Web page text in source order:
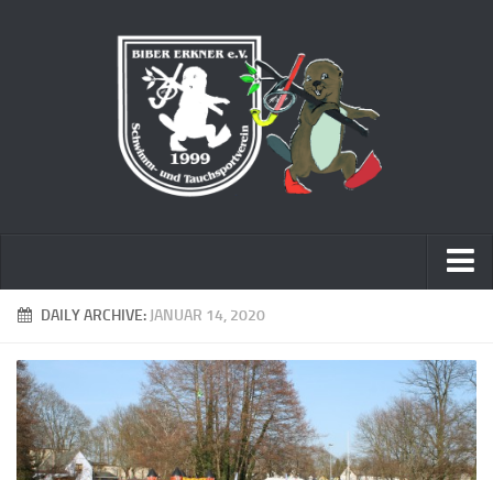
Startseite
Spreetreiben
Anmeldung
Impressum
DAILY ARCHIVE: JANUAR 14, 2020